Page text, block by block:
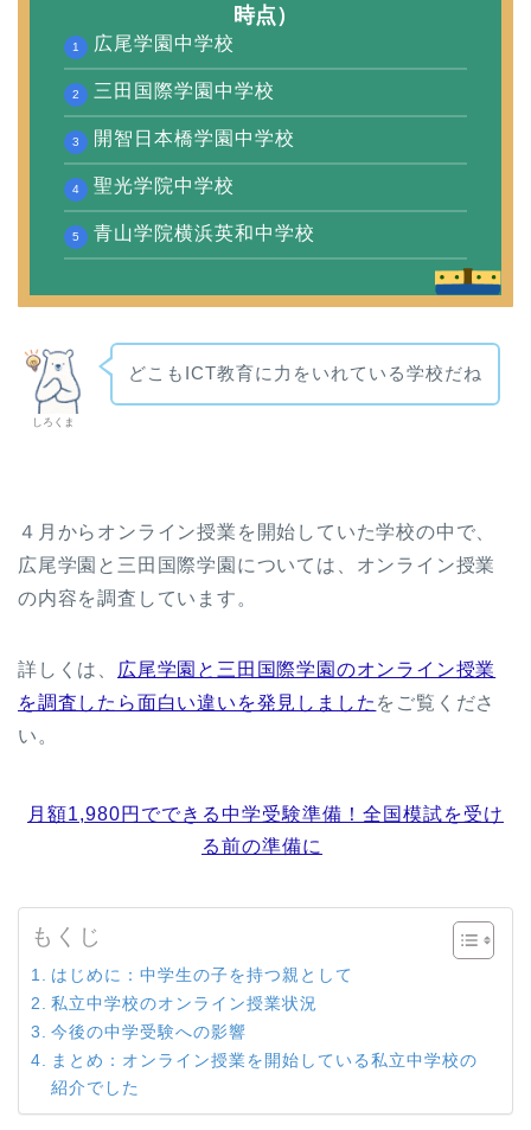
時点）
広尾学園中学校
三田国際学園中学校
開智日本橋学園中学校
聖光学院中学校
青山学院横浜英和中学校
しろくま
どこもICT教育に力をいれている学校だね
４月からオンライン授業を開始していた学校の中で、
広尾学園と三田国際学園については、オンライン授業
の内容を調査しています。
詳しくは、
広尾学園と三田国際学園のオンライン授業
を調査したら面白い違いを発見しました をご覧くださ
い。
月額1,980円でできる中学受験準備！全国模試を受け
る前の準備に
もくじ
はじめに：中学生の子を持つ親として
私立中学校のオンライン授業状況
今後の中学受験への影響
まとめ：オンライン授業を開始している私立中学校の
紹介でした